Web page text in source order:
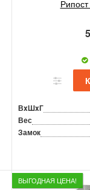
ВxШxГ
Вес
Замок
ВЫГОДНАЯ ЦЕНА!